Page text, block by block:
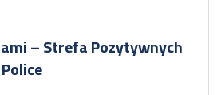
– Strefa Pozytywnych